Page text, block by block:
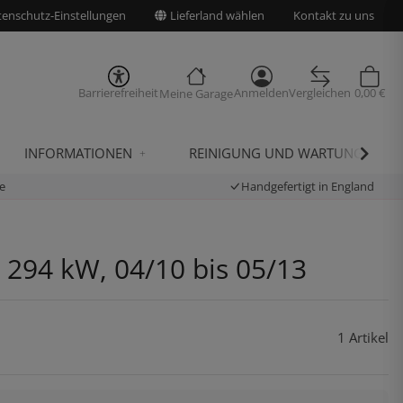
Einstellungen Lieferland wählen Kontakt zu uns
BarrierefreiheitMeine GarageAnmeldenVergleichen 0,00 €
INFORMATIONEN REINIGUNG UND WARTUNG
Handgefertigt in England
294 kW, 04/10 bis 05/13
1 Artikel